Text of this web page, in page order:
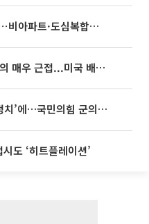
영끌 '주택공급' 대책 임박⋯비아파트·도심복합까지 총동원
이란 “호르무즈 새 항로 합의 매우 근접...미국 배상 먼저”
우성빈 기장군수 ‘유튜브 정치’에…국민의힘 군의원들 집단 반발
도 ‘히트플레이션’